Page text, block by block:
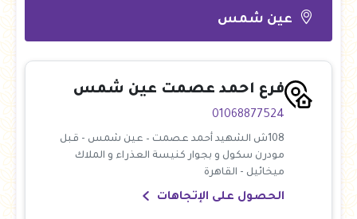
عين شمس
فرع احمد عصمت عين شمس
01068877524
108ش الشهيد أحمد عصمت – عين شمس - قبل
مودرن سكول و بجوار كنيسة العذراء و الملاك
ميخائيل - القاهرة
الحصول على الإتجاهات